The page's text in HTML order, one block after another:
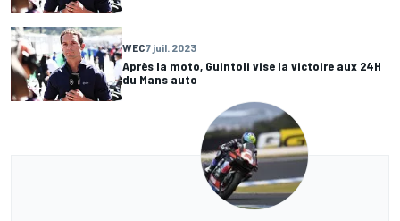
WEC7 juil. 2023
Après la moto, Guintoli vise la victoire aux 24H
du Mans auto